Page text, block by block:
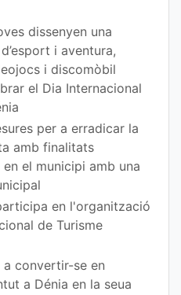
dissenyen una
i aventura,
i discomòbil
el Dia Internacional
per a erradicar la
amb finalitats
el municipi amb una
en l'organització
de Turisme
a convertir-se en
a Dénia en la seua